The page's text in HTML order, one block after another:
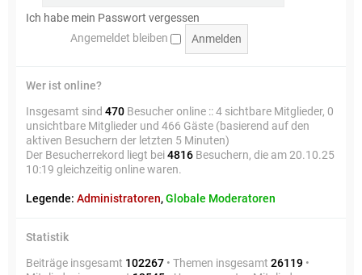
Ich habe mein Passwort vergessen
Angemeldet bleiben
Wer ist online?
Insgesamt sind 470 Besucher online :: 4 sichtbare Mitglieder, 0
unsichtbare Mitglieder und 466 Gäste (basierend auf den
aktiven Besuchern der letzten 5 Minuten)
Der Besucherrekord liegt bei4816 Besuchern, die am 20.10.25
10:19 gleichzeitig online waren.
Legende: Administratoren,Globale Moderatoren
Statistik
Beiträge insgesamt 102267 • Themen insgesamt 26119 •